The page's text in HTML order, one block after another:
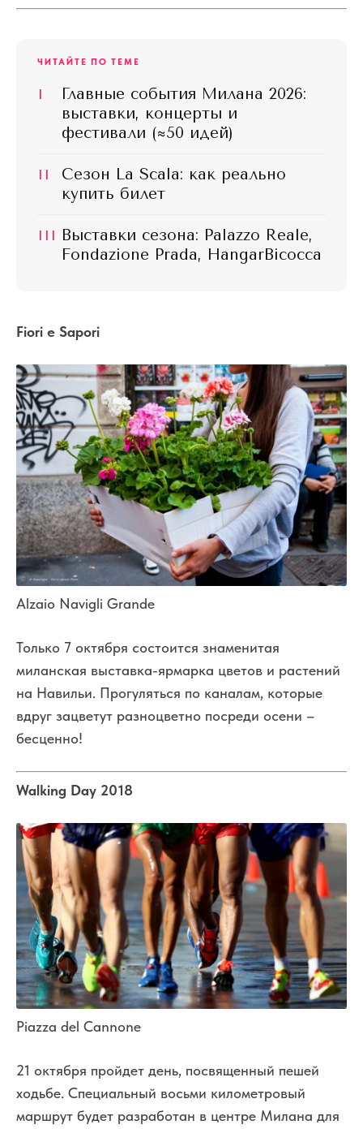
ЧИТАЙТЕ ПО ТЕМЕ
I
Главные события Милана 2026:
выставки, концерты и
фестивали (≈50 идей)
II
Сезон La Scala: как реально
купить билет
III Выставки сезона: Palazzo Reale,
Fondazione Prada, HangarBicocca
Fiori e Sapori
Alzaio Navigli Grande
Только 7 октября состоится знаменитая
миланская выставка-ярмарка цветов и растений
на Навильи. Прогуляться по каналам, которые
вдруг зацветут разноцветно посреди осени –
бесценно!
Walking Day 2018
Piazza del Cannone
21 октября пройдет день, посвященный пешей
ходьбе. Специальный восьми километровый
маршрут будет разработан в центре Милана для